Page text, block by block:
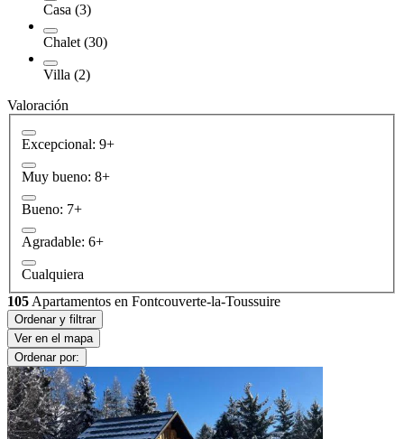
Casa (3)
Chalet (30)
Villa (2)
Valoración
Excepcional: 9+
Muy bueno: 8+
Bueno: 7+
Agradable: 6+
Cualquiera
105 Apartamentos en Fontcouverte-la-Toussuire
Ordenar y filtrar
Ver en el mapa
Ordenar por: